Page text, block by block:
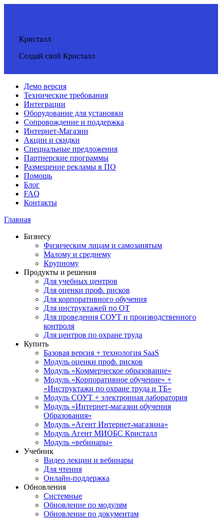
Кристалл
Создай свой Кристалл
Демо версия
Технические требования
Интеграции
Оборудование для установки
Сопровождение и поддержка
Интернет-Магазин
Акции и скидки
Специальные предложения
Партнерские программы
Размещение рекламы в ПО
Помощь
Блог
FAQ
Контакты
Главная
Бизнесу
Физическим лицам и самозанятым
Малому и среднему
Крупному
Продукты и решения
Для учебных центров
Для оценки проф. рисков
Для корпоративного обучения
Для инструктажей по ОТ
Для проведения СОУТ и производственного
контроля
Для центров по охране труда
Купить
Базовая версия + технология SaaS
Модуль оценки проф. рисков
Модуль «Коммерческое образование»
Модуль «Корпоративное обучение» +
«Инструктажи по охране труда и ТБ»
Модуль СОУТ + электронная лаборатория
Модуль «Интернет-магазин обучения
Образования»
Модуль «Агент Интернет-магазина»
Модуль Агент МИОБС Кристалл
Модуль «вебинары»
Учебник
Видео лекции и вебинары
Для чтения
Онлайн-поддержка
Обновления
Системные
Обновление по модулям
Обновление по документам